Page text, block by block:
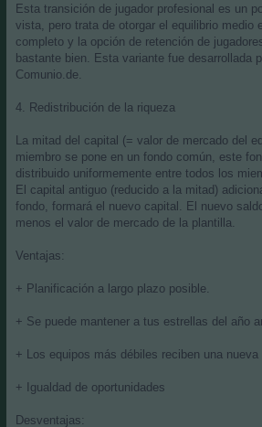
Esta transición de jugador profesional es un
vista, pero trata de otorgar el equilibrio medio
completo y la opción de retención de
bastante bien. Esta variante fue desarrollada
Comunio.de.
4. Redistribución de la riqueza
La mitad del capital (= valor de mercado del
miembro se pone en un fondo común, este
distribuido uniformemente entre todos los
El capital antiguo (reducido a la mitad)
fondo, formará el nuevo capital. El nuevo
menos el valor de mercado de la plantilla.
Ventajas:
+ Planificación a largo plazo posible.
+ Se puede mantener a tus estrellas del año
+ Los equipos más débiles reciben una nueva
+ Igualdad de oportunidades
Desventajas: